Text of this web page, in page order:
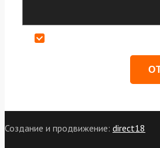
Создание и продвижение: direct18